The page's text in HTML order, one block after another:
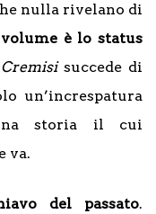
nulla rivelano di
è lo status
succede di
un’increspatura
storia il cui
va.
del passato.